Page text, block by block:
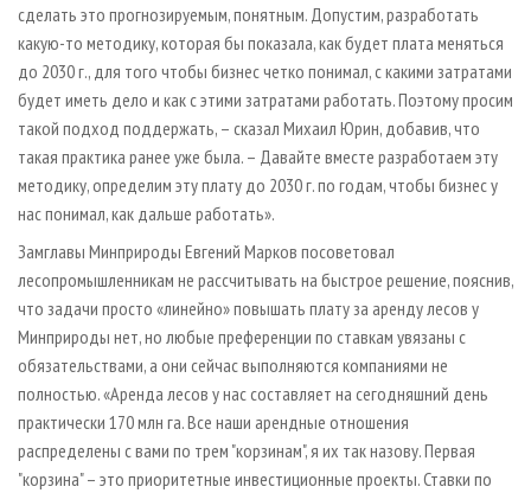
сделать это прогнозируемым, понятным. Допустим, разработать
какую-то методику, которая бы показала, как будет плата меняться
до 2030 г., для того чтобы бизнес четко понимал, с какими затратами
будет иметь дело и как с этими затратами работать. Поэтому просим
такой подход поддержать, – сказал Михаил Юрин, добавив, что
такая практика ранее уже была. – Давайте вместе разработаем эту
методику, определим эту плату до 2030 г. по годам, чтобы бизнес у
нас понимал, как дальше работать».
Замглавы Минприроды Евгений Марков посоветовал
лесопромышленникам не рассчитывать на быстрое решение, пояснив,
что задачи просто «линейно» повышать плату за аренду лесов у
Минприроды нет, но любые преференции по ставкам увязаны с
обязательствами, а они сейчас выполняются компаниями не
полностью. «Аренда лесов у нас составляет на сегодняшний день
практически 170 млн га. Все наши арендные отношения
распределены с вами по трем "корзинам", я их так назову. Первая
"корзина" – это приоритетные инвестиционные проекты. Ставки по